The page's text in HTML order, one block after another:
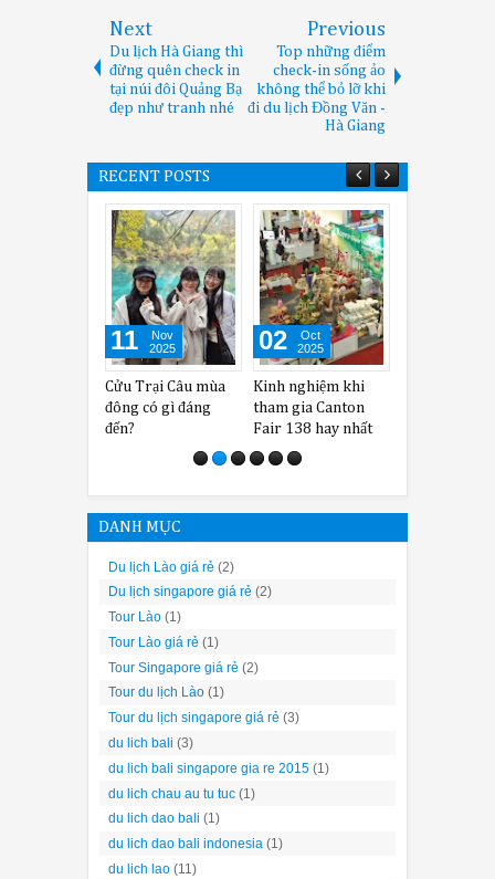
Next
Du lịch Hà Giang thì
đừng quên check in
tại núi đôi Quảng Bạ
đẹp như tranh nhé
Previous
Top những điểm
check-in sống ảo
không thể bỏ lỡ khi
đi du lịch Đồng Văn -
Hà Giang
RECENT POSTS
Cửu Trại Câu mùa
đông có gì đáng
đến?
11
Nov
2025
Kinh nghiệm khi
tham gia Canton
Fair 138 hay nhất
02
Oct
2025
DANH MỤC
Du lịch Lào giá rẻ (2)
Du lịch singapore giá rẻ (2)
Tour Lào (1)
Tour Lào giá rẻ (1)
Tour Singapore giá rẻ (2)
Tour du lịch Lào (1)
Tour du lịch singapore giá rẻ (3)
du lich bali (3)
du lich bali singapore gia re 2015 (1)
du lich chau au tu tuc (1)
du lich dao bali (1)
du lich dao bali indonesia (1)
du lich lao (11)